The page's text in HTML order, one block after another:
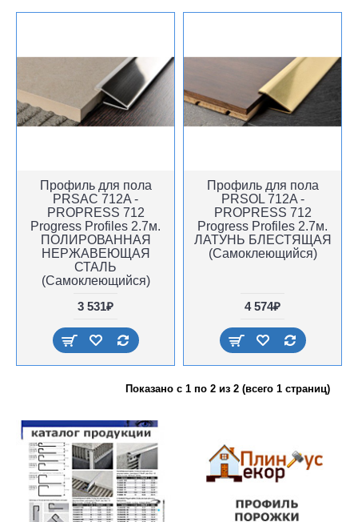
Профиль для пола
PRSAC 712A -
PROPRESS 712
Progress Profiles 2.7м.
ПОЛИРОВАННАЯ
НЕРЖАВЕЮЩАЯ
СТАЛЬ
(Самоклеющийся)
3 531₽
Профиль для пола
PRSOL 712A -
PROPRESS 712
Progress Profiles 2.7м.
ЛАТУНЬ БЛЕСТЯЩАЯ
(Самоклеющийся)
4 574₽
Показано с 1 по 2 из 2 (всего 1 страниц)